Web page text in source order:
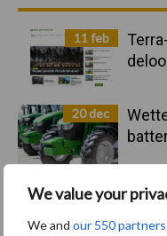
We value your
We and our 550 partners
Sidebar
11 feb
20 dec
17 dec